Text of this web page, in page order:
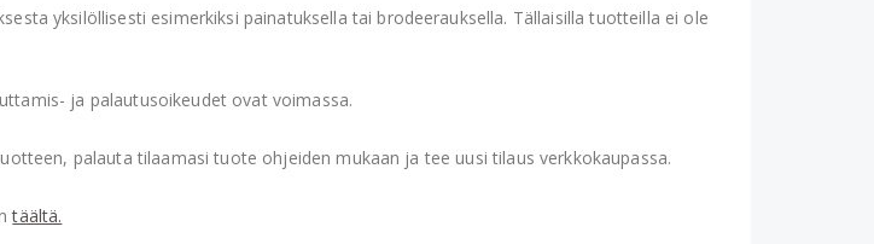
yksilöllisesti esimerkiksi painatuksella tai brodeerauksella. Tällaisilla tuotteilla ei ole
ja palautusoikeudet ovat voimassa.
palauta tilaamasi tuote ohjeiden mukaan ja tee uusi tilaus verkkokaupassa.
täältä.